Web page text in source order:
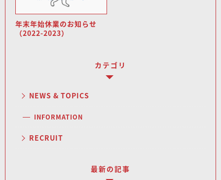
年末年始休業のお知らせ
（2022-2023）
カテゴリ
NEWS & TOPICS
INFORMATION
RECRUIT
最新の記事